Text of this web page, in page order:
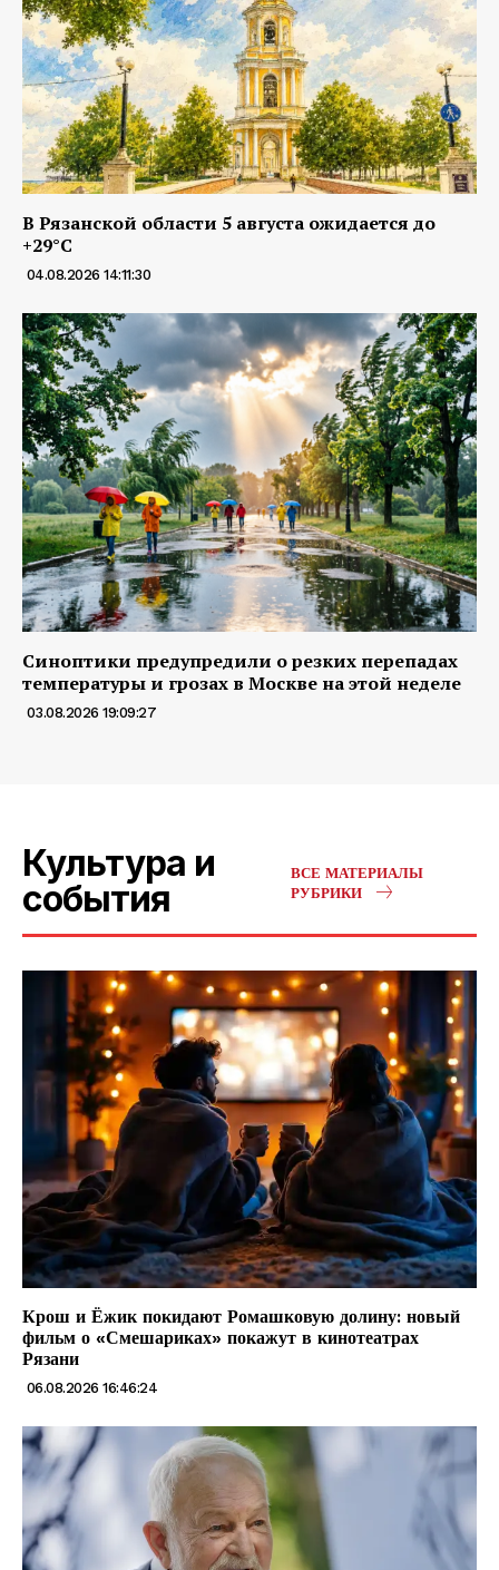
В Рязанской области 5 августа ожидается до
+29°С
04.08.2026 14:11:30
Синоптики предупредили о резких перепадах
температуры и грозах в Москве на этой неделе
03.08.2026 19:09:27
Культура и
события
ВСЕ МАТЕРИАЛЫ
РУБРИКИ
Крош и Ёжик покидают Ромашковую долину: новый
фильм о «Смешариках» покажут в кинотеатрах
Рязани
06.08.2026 16:46:24